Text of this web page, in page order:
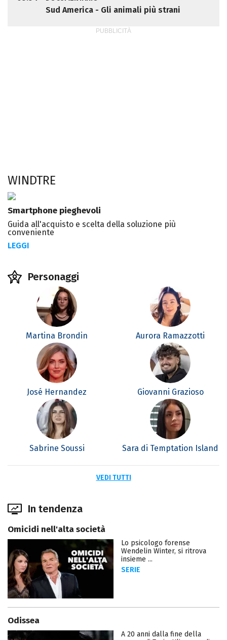
Sud America - Gli animali più strani
WINDTRE
Smartphone pieghevoli
Guida all'acquisto e scelta della soluzione più
conveniente
LEGGI
Personaggi
Martina Brondin Aurora Ramazzotti
José Hernandez Giovanni Grazioso
Sabrine Soussi Sara di Temptation Island
VEDI TUTTI
In tendenza
Omicidi nell'alta società
Lo psicologo forense
Wendelin Winter, si ritrova
insieme ...
SERIE
Odissea
A 20 anni dalla fine della